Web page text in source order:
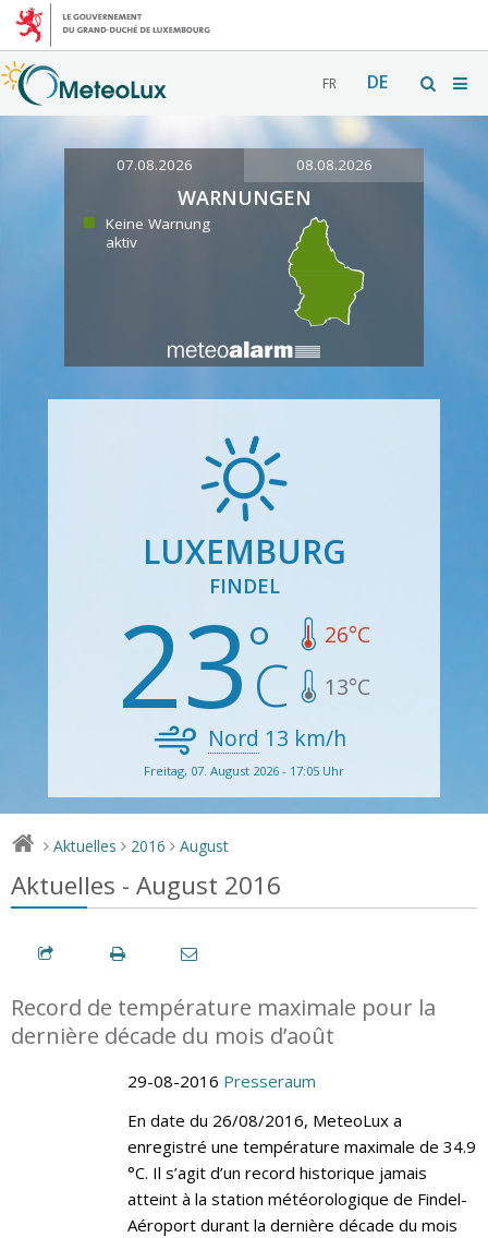
FR DE
07.08.2026 08.08.2026
WARNUNGEN
Keine Warnung
aktiv
LUXEMBURG
FINDEL
23 26°C
13°C
Nord 13 km/h
Freitag, 07. August 2026 - 17:05 Uhr
> Aktuelles > 2016 > August
Aktuelles - August 2016
Record de température maximale pour la
dernière décade du mois d’août
29-08-2016 Presseraum
En date du 26/08/2016, MeteoLux a
enregistré une température maximale de 34.9
°C. Il s’agit d’un record historique jamais
atteint à la station météorologique de Findel-
Aéroport durant la dernière décade du mois